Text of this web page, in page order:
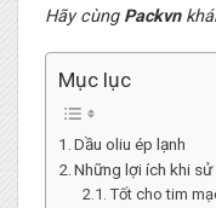
Hãy cùng Packvn
Mục lục
Dầu oliu ép lạnh
Những lợi ích khi
Tốt cho tim